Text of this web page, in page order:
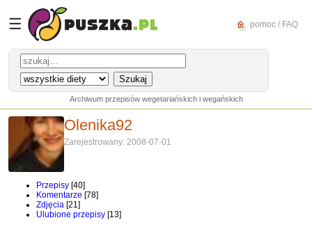
☰ pomoc / FAQ
Archiwum przepisów wegetariańskich i wegańskich
Olenika92
Zarejestrowany: 2008-07-01
Przepisy [40]
Komentarze [78]
Zdjęcia [21]
Ulubione przepisy [13]